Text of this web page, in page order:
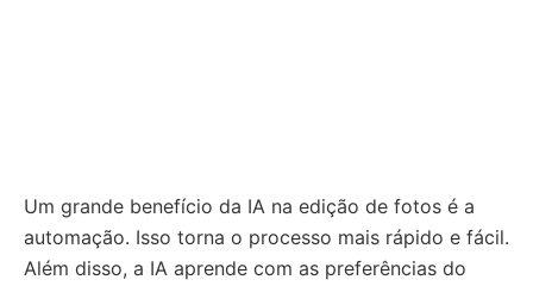
Um grande benefício da IA na edição de fotos é a
automação. Isso torna o processo mais rápido e fácil.
Além disso, a IA aprende com as preferências do